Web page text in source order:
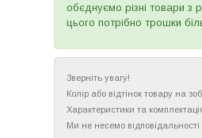
обєднуємо різні товари з
цього потрібно трошки
Зверніть увагу!
Колір або відтінок товару на
Характеристики та
Ми не несемо